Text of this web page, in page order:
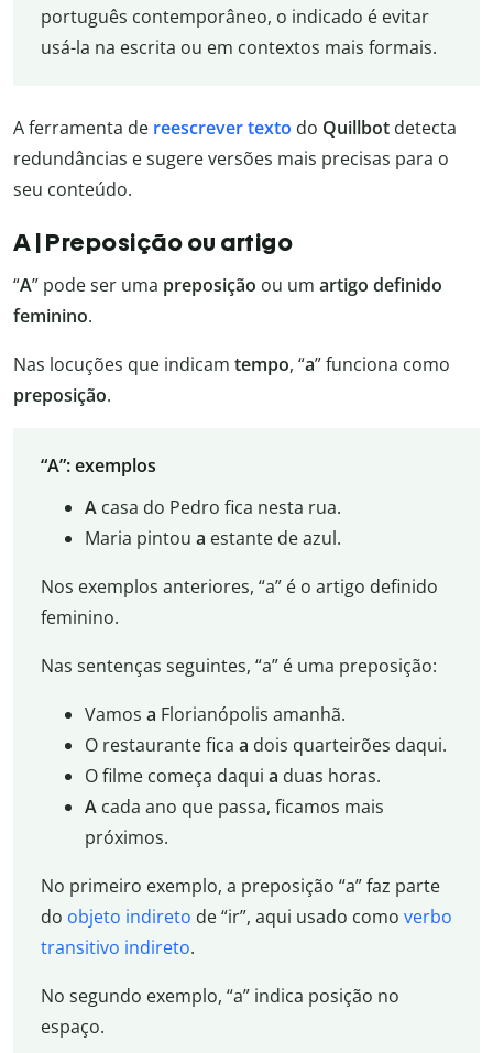
português contemporâneo, o indicado é evitar
usá-la na escrita ou em contextos mais formais.
A ferramenta de reescrever texto do Quillbot detecta
redundâncias e sugere versões mais precisas para o
seu conteúdo.
A | Preposição ou artigo
“A” pode ser uma preposição ou um artigo definido
feminino.
Nas locuções que indicam tempo, “a” funciona como
preposição.
“A”: exemplos
Acasa do Pedro fica nesta rua.
Maria pintou a estante de azul.
Nos exemplos anteriores, “a” é o artigo definido
feminino.
Nas sentenças seguintes, “a” é uma preposição:
Vamos a Florianópolis amanhã.
O restaurante fica a dois quarteirões daqui.
O filme começa daqui a duas horas.
Acada ano que passa, ficamos mais
próximos.
No primeiro exemplo, a preposição “a” faz parte
do objeto indireto de “ir”, aqui usado como verbo
transitivo indireto.
No segundo exemplo, “a” indica posição no
espaço.